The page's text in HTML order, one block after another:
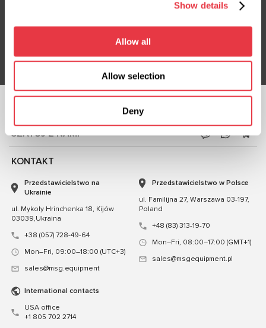
Show details
Allow all
Allow selection
Deny
CZATUJ Z NAMI
KONTAKT
Przedstawicielstwo na
Ukrainie
ul. Mykoly Hrinchenka 18, Kijów
03039,Ukraina
+38 (057) 728-49-64
Mon–Fri, 09:00–18:00 (UTC+3)
sales@msg.equipment
Przedstawicielstwo w Polsce
ul. Familijna 27, Warszawa 03-197,
Poland
+48 (83) 313-19-70
Mon–Fri, 08:00–17:00 (GMT+1)
sales@msgequipment.pl
International contacts
USA office
+1 805 702 2714